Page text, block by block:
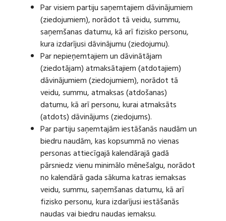
Par visiem partiju saņemtajiem dāvinājumiem
(ziedojumiem), norādot tā veidu, summu,
saņemšanas datumu, kā arī fizisko personu,
kura izdarījusi dāvinājumu (ziedojumu).
Par nepieņemtajiem un dāvinātājam
(ziedotājam) atmaksātajiem (atdotajiem)
dāvinājumiem (ziedojumiem), norādot tā
veidu, summu, atmaksas (atdošanas)
datumu, kā arī personu, kurai atmaksāts
(atdots) dāvinājums (ziedojums).
Par partiju saņemtajām iestāšanās naudām un
biedru naudām, kas kopsummā no vienas
personas attiecīgajā kalendārajā gadā
pārsniedz vienu minimālo mēnešalgu, norādot
no kalendārā gada sākuma katras iemaksas
veidu, summu, saņemšanas datumu, kā arī
fizisko personu, kura izdarījusi iestāšanās
naudas vai biedru naudas iemaksu.